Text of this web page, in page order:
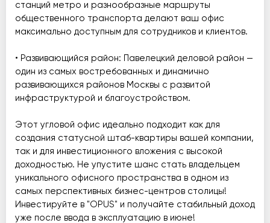
станций метро и разнообразные маршруты
общественного транспорта делают ваш офис
максимально доступным для сотрудников и клиентов.
• Развивающийся район: Павелецкий деловой район —
один из самых востребованных и динамично
развивающихся районов Москвы с развитой
инфраструктурой и благоустройством.
Этот угловой офис идеально подходит как для
создания статусной штаб-квартиры вашей компании,
так и для инвестиционного вложения с высокой
доходностью. Не упустите шанс стать владельцем
уникального офисного пространства в одном из
самых перспективных бизнес-центров столицы!
Инвестируйте в "OPUS" и получайте стабильный доход
уже после ввода в эксплуатацию в июне!